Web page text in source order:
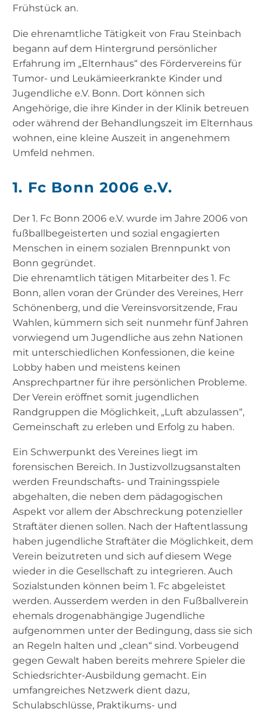
Frühstück an.
Die ehrenamtliche Tätigkeit von Frau Steinbach
begann auf dem Hintergrund persönlicher
Erfahrung im „Elternhaus“ des Fördervereins für
Tumor- und Leukämieerkrankte Kinder und
Jugendliche e.V. Bonn. Dort können sich
Angehörige, die ihre Kinder in der Klinik betreuen
oder während der Behandlungszeit im Elternhaus
wohnen, eine kleine Auszeit in angenehmem
Umfeld nehmen.
1. Fc Bonn 2006 e.V.
Der 1. Fc Bonn 2006 e.V. wurde im Jahre 2006 von
fußballbegeisterten und sozial engagierten
Menschen in einem sozialen Brennpunkt von
Bonn gegründet.
Die ehrenamtlich tätigen Mitarbeiter des 1. Fc
Bonn, allen voran der Gründer des Vereines, Herr
Schönenberg, und die Vereinsvorsitzende, Frau
Wahlen, kümmern sich seit nunmehr fünf Jahren
vorwiegend um Jugendliche aus zehn Nationen
mit unterschiedlichen Konfessionen, die keine
Lobby haben und meistens keinen
Ansprechpartner für ihre persönlichen Probleme.
Der Verein eröffnet somit jugendlichen
Randgruppen die Möglichkeit, „Luft abzulassen“,
Gemeinschaft zu erleben und Erfolg zu haben.
Ein Schwerpunkt des Vereines liegt im
forensischen Bereich. In Justizvollzugsanstalten
werden Freundschafts- und Trainingsspiele
abgehalten, die neben dem pädagogischen
Aspekt vor allem der Abschreckung potenzieller
Straftäter dienen sollen. Nach der Haftentlassung
haben jugendliche Straftäter die Möglichkeit, dem
Verein beizutreten und sich auf diesem Wege
wieder in die Gesellschaft zu integrieren. Auch
Sozialstunden können beim 1. Fc abgeleistet
werden. Ausserdem werden in den Fußballverein
ehemals drogenabhängige Jugendliche
aufgenommen unter der Bedingung, dass sie sich
an Regeln halten und „clean“ sind. Vorbeugend
gegen Gewalt haben bereits mehrere Spieler die
Schiedsrichter-Ausbildung gemacht. Ein
umfangreiches Netzwerk dient dazu,
Schulabschlüsse, Praktikums- und